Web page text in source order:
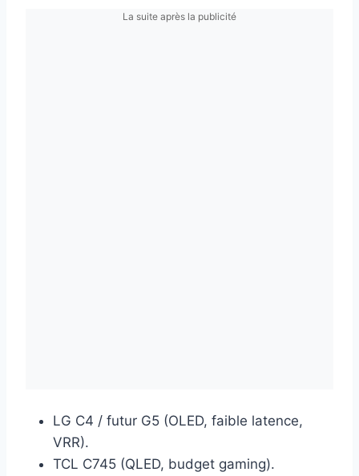
La suite après la publicité
LG C4 / futur G5 (OLED, faible latence,
VRR).
TCL C745 (QLED, budget gaming).